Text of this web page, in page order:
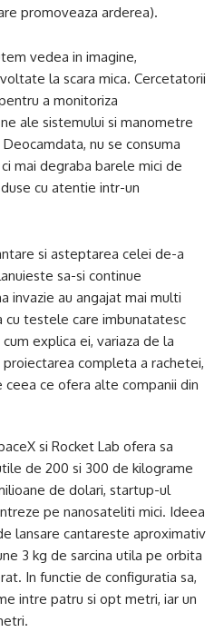
promoveaza arderea).
vedea in imagine,
la scara mica. Cercetatorii
a monitoriza
ale sistemului si manometre
nu se consuma
mai degraba barele mici de
cu atentie intr-un
si asteptarea celei de-a
sa-si continue
invazie au angajat mai multi
cu testele care imbunatatesc
explica ei, variaza de la
completa a rachetei,
ce ofera alte companii din
si Rocket Lab ofera sa
de 200 si 300 de kilograme
de dolari, startup-ul
pe nanosateliti mici. Ideea
lansare cantareste aproximativ
3 kg de sarcina utila pe orbita
In functie de configuratia sa,
intre patru si opt metri, iar un